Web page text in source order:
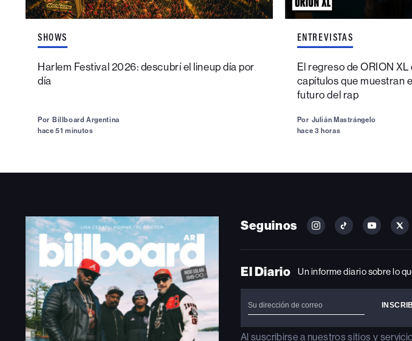
SHOWS
Harlem Festival 2026: descubrí el lineup día por
día
Por Billboard Argentina
hace 51 minutos
ENTREVISTAS
El regreso de ORION
capítulos que muestran
futuro del rap
Por Julián Mastrángelo
hace 3 horas
Seguinos
FOLLOW
ON
FOLLOW
ON
FOLLOW
ON
ON
El Diario Un informe diario sobre lo
Al suscribirse a nuestros sitios y